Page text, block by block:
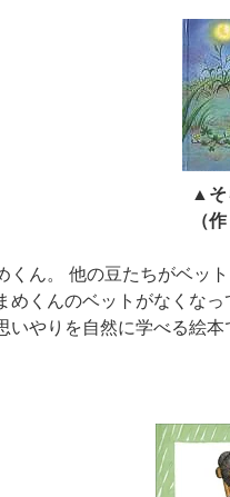
▲そ
（
くん。 他の豆たちがベッ
めくんのベットがなくな
やりを自然に学べる絵本